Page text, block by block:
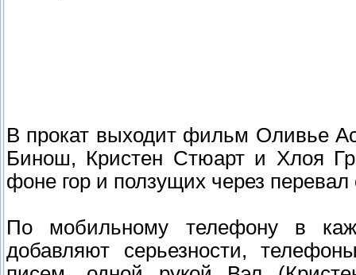
В прокат выходит фильм Оливье
Бинош, Кристен Стюарт и Хлоя
фоне гор и ползущих через перевал
По мобильному телефону в
добавляют серьезности,